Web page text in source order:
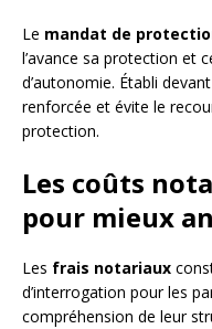
Le mandat de
l’avance sa protection et
d’autonomie. Établi
renforcée et évite le
protection.
Les coûts
pour mieux
Les frais notariaux
d’interrogation pour les
compréhension de leur